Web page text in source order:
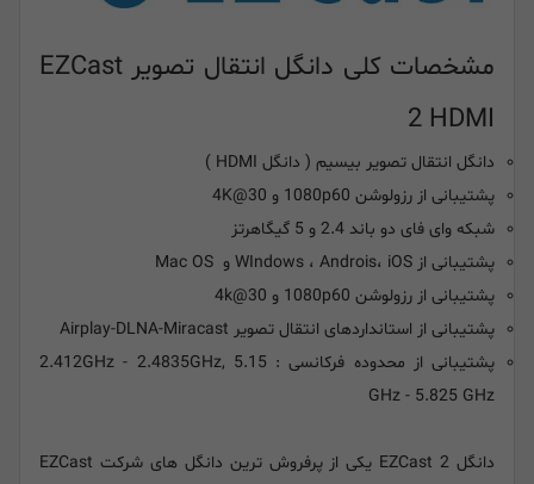
مشخصات کلی دانگل انتقال تصویر EZCast
2 HDMI
دانگل انتقال تصویر بیسیم ( دانگل HDMI )
پشتیبانی از رزولوشن 1080p60 و 4K@30
شبکه وای فای دو باند 2.4 و 5 گیگاهرتز
پشتیبانی از WIndows ، Androis، iOS و Mac OS
پشتیبانی از رزولوشن 1080p60 و 4k@30
پشتیبانی از استانداردهای انتقال تصویر Airplay-DLNA-Miracast
پشتیبانی از محدوده فرکانسی : 2.412GHz - 2.4835GHz, 5.15
GHz - 5.825 GHz
دانگل EZCast 2 یکی از پرفروش ترین دانگل های شرکت EZCast